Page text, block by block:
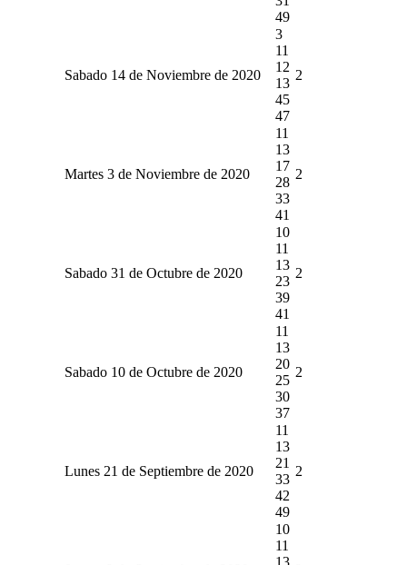
49
Sabado 14 de Noviembre de 2020
3
11
12
13
45
47
2
Martes 3 de Noviembre de 2020
11
13
17
28
33
41
2
Sabado 31 de Octubre de 2020
10
11
13
23
39
41
2
Sabado 10 de Octubre de 2020
11
13
20
25
30
37
2
Lunes 21 de Septiembre de 2020
11
13
21
33
42
49
2
10
11
13